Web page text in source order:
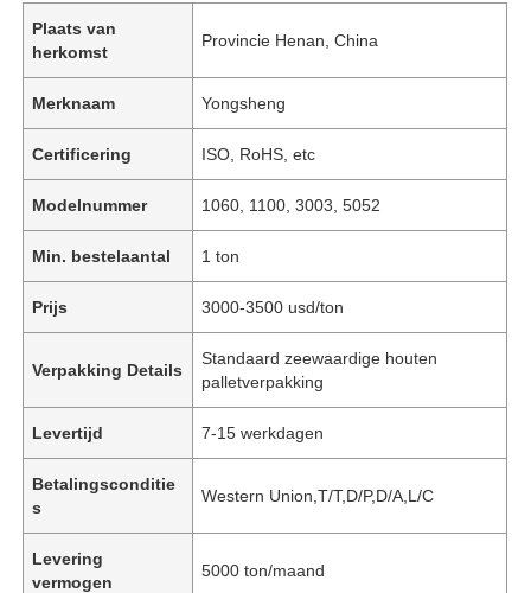
Plaats van
herkomst
Provincie Henan, China
Merknaam Yongsheng
Certificering ISO, RoHS, etc
Modelnummer 1060, 1100, 3003, 5052
Min. bestelaantal 1 ton
Prijs 3000-3500 usd/ton
Verpakking Details
Standaard zeewaardige houten
palletverpakking
Levertijd 7-15 werkdagen
Betalingsconditie
s
Western Union,T/T,D/P,D/A,L/C
Levering
vermogen
5000 ton/maand